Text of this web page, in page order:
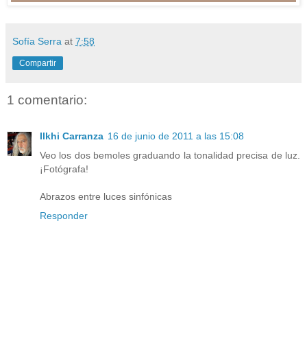
Sofía Serra at 7:58
Compartir
1 comentario:
Ilkhi Carranza 16 de junio de 2011 a las 15:08
Veo los dos bemoles graduando la tonalidad precisa de luz.
¡Fotógrafa!
Abrazos entre luces sinfónicas
Responder